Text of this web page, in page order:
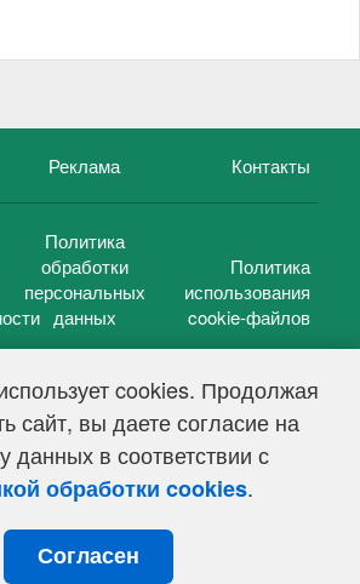
cookies. Продолжая
сайт, вы даете согласие на
данных в соответствии с
обработки cookies.
Согласен
Реклама Контакты
Политика
обработки
персональных
данных
Политика
использования
cookie-файлов
2005 — 2026 г.
СМИ Эл № ФС 77-39848, выдано
по надзору в сфере связи,
и массовых коммуникаций